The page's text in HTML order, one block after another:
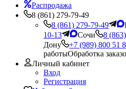
Распродажа
8 (861) 279-79-49
8 (861) 279-79-49
10-13
Сочи 8
Дону
+7 (989) 800 51
работыОбработка
Личный кабинет
Вход
Регистрация